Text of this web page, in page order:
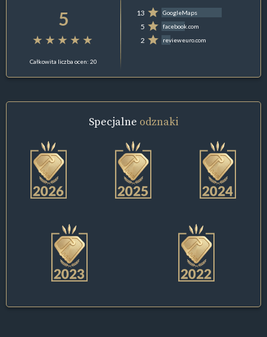
5
Całkowita liczba ocen: 20
13 GoogleMaps
5 facebook.com
2 revieweuro.com
Specjalne odznaki